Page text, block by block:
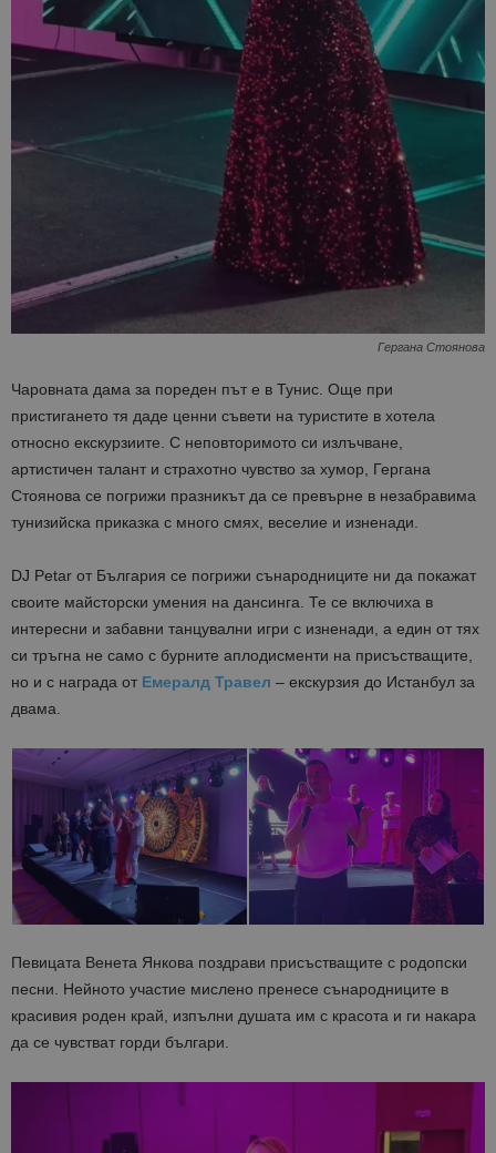
Гергана Стоянова
Чаровната дама за пореден път е в Тунис. Още при
пристигането тя даде ценни съвети на туристите в хотела
относно екскурзиите. С неповторимото си излъчване,
артистичен талант и страхотно чувство за хумор, Гергана
Стоянова се погрижи празникът да се превърне в незабравима
тунизийска приказка с много смях, веселие и изненади.
DJ Petar от България се погрижи сънародниците ни да покажат
своите майсторски умения на дансинга. Те се включиха в
интересни и забавни танцувални игри с изненади, а един от тях
си тръгна не само с бурните аплодисменти на присъстващите,
но и с награда от Емералд Травел – екскурзия до Истанбул за
двама.
Певицата Венета Янкова поздрави присъстващите с родопски
песни. Нейното участие мислено пренесе сънародниците в
красивия роден край, изпълни душата им с красота и ги накара
да се чувстват горди българи.